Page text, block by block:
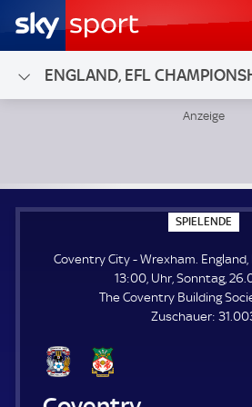
ENGLAND, EFL
SPIELENDE
P
E
L
E
N
D
E
Coventry City - Wrexham. England,
13:00, Uhr, Sonntag,
The Coventry Building
Zuschauer: Z